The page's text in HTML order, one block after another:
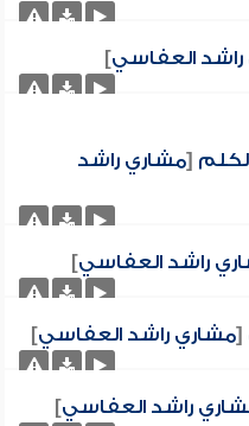
العفاسي]
[مشاري راشد
راشد العفاسي]
[مشاري راشد العفاسي]
راشد العفاسي]